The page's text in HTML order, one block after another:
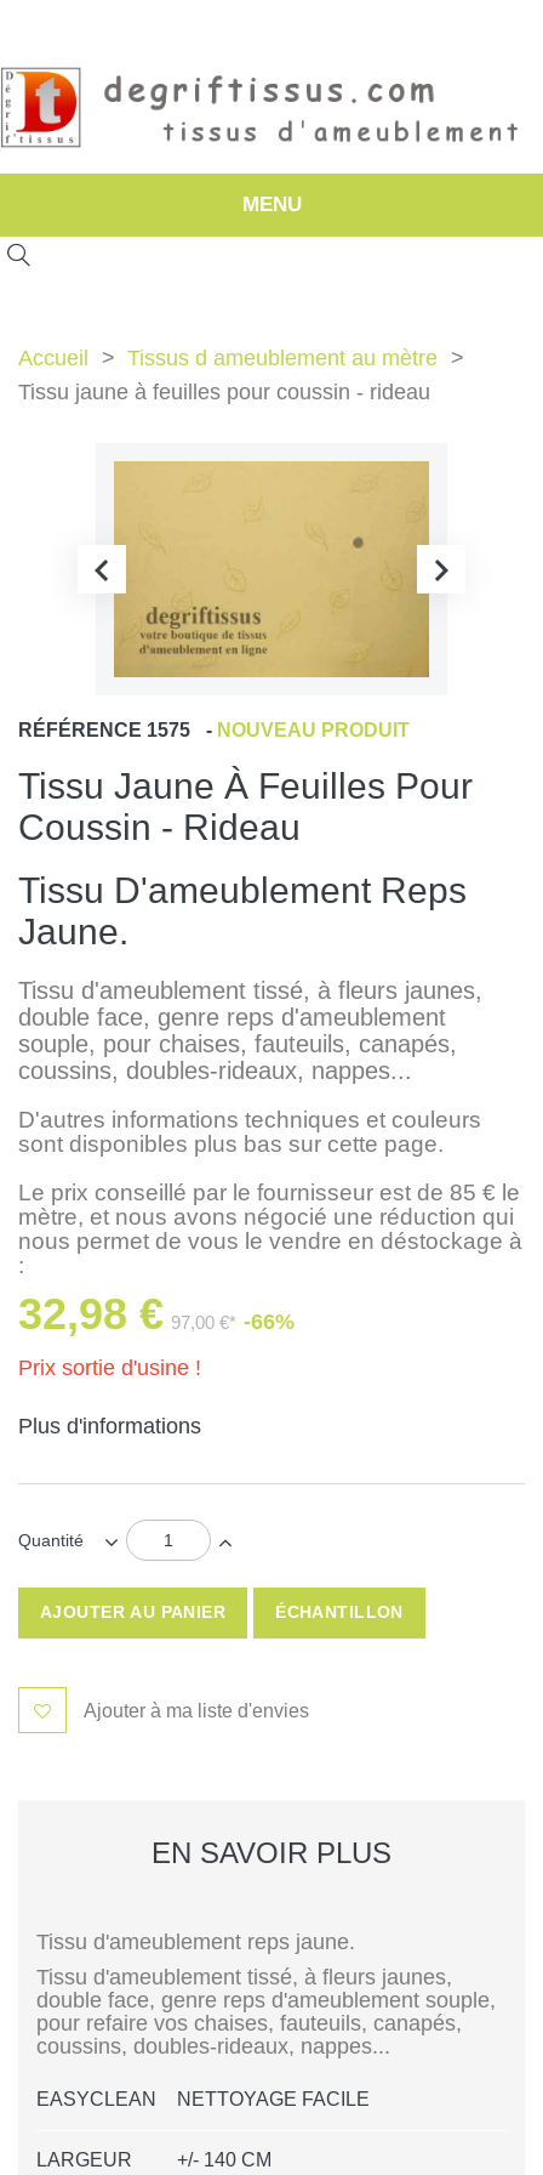
MENU
Accueil
Tissus d ameublement au mètre
Tissu jaune à feuilles pour coussin - rideau
RÉFÉRENCE 1575 - NOUVEAU PRODUIT
Tissu Jaune À Feuilles Pour
Coussin - Rideau
Tissu D'ameublement Reps
Jaune.
Tissu d'ameublement tissé, à fleurs jaunes,
double face, genre reps d'ameublement
souple, pour chaises, fauteuils, canapés,
coussins, doubles-rideaux, nappes...
D'autres informations techniques et couleurs
sont disponibles plus bas sur cette page.
Le prix conseillé par le fournisseur est de 85 € le
mètre, et nous avons négocié une réduction qui
nous permet de vous le vendre en déstockage à
:
32,98 € 97,00 €* -66%
Prix sortie d'usine !
Plus d'informations
Quantité
AJOUTER AU PANIER ÉCHANTILLON
Ajouter à ma liste d'envies
EN SAVOIR PLUS
Tissu d'ameublement reps jaune.
Tissu d'ameublement tissé, à fleurs jaunes,
double face, genre reps d'ameublement souple,
pour refaire vos chaises, fauteuils, canapés,
coussins, doubles-rideaux, nappes...
EASYCLEAN NETTOYAGE FACILE
LARGEUR +/- 140 CM